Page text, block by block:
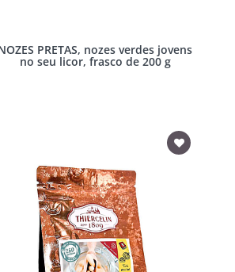
PRETAS, nozes verdes jovens
no seu licor, frasco de 200 g